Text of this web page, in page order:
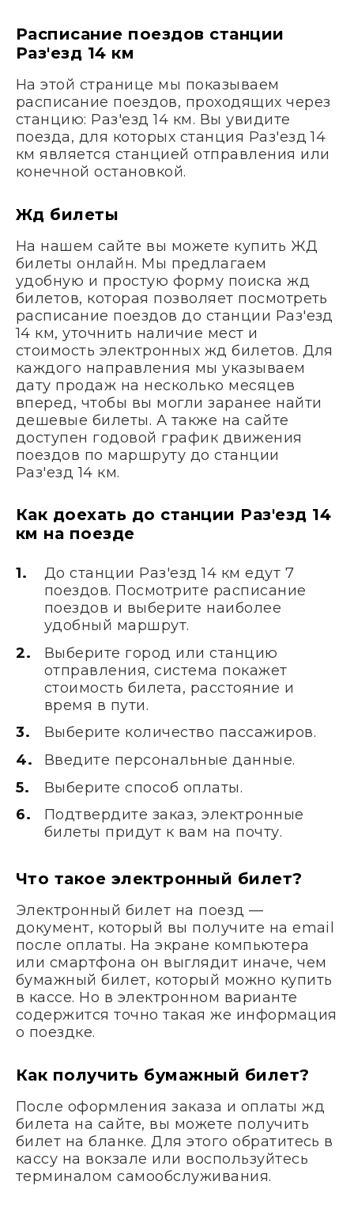
Расписание поездов станции
Раз'езд 14 км
На этой странице мы показываем
расписание поездов, проходящих через
станцию: Раз'езд 14 км. Вы увидите
поезда, для которых станция Раз'езд 14
км является станцией отправления или
конечной остановкой.
Жд билеты
На нашем сайте вы можете купить ЖД
билеты онлайн. Мы предлагаем
удобную и простую форму поиска жд
билетов, которая позволяет посмотреть
расписание поездов до станции Раз'езд
14 км, уточнить наличие мест и
стоимость электронных жд билетов. Для
каждого направления мы указываем
дату продаж на несколько месяцев
вперед, чтобы вы могли заранее найти
дешевые билеты. А также на сайте
доступен годовой график движения
поездов по маршруту до станции
Раз'езд 14 км.
Как доехать до станции Раз'езд 14
км на поезде
До станции Раз'езд 14 км едут 7
поездов. Посмотрите расписание
поездов и выберите наиболее
удобный маршрут.
Выберите город или станцию
отправления, система покажет
стоимость билета, расстояние и
время в пути.
Выберите количество пассажиров.
Введите персональные данные.
Выберите способ оплаты.
Подтвердите заказ, электронные
билеты придут к вам на почту.
Что такое электронный билет?
Электронный билет на поезд —
документ, который вы получите на email
после оплаты. На экране компьютера
или смартфона он выглядит иначе, чем
бумажный билет, который можно купить
в кассе. Но в электронном варианте
содержится точно такая же информация
о поездке.
Как получить бумажный билет?
После оформления заказа и оплаты жд
билета на сайте, вы можете получить
билет на бланке. Для этого обратитесь в
кассу на вокзале или воспользуйтесь
терминалом самообслуживания.